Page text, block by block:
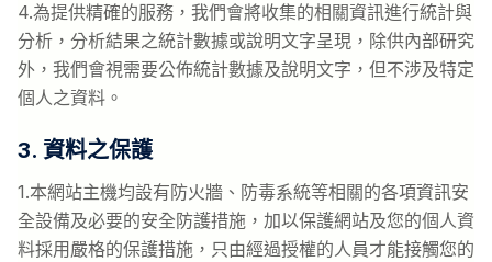
4.為提供精確的服務，我們會將收集的相關資訊進行統計與
分析，分析結果之統計數據或說明文字呈現，除供內部研究
外，我們會視需要公佈統計數據及說明文字，但不涉及特定
個人之資料。
3. 資料之保護
1.本網站主機均設有防火牆、防毒系統等相關的各項資訊安
全設備及必要的安全防護措施，加以保護網站及您的個人資
料採用嚴格的保護措施，只由經過授權的人員才能接觸您的